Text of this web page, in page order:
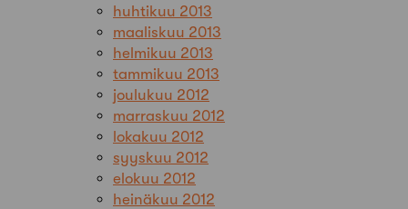
huhtikuu 2013
maaliskuu 2013
helmikuu 2013
tammikuu 2013
joulukuu 2012
marraskuu 2012
lokakuu 2012
syyskuu 2012
elokuu 2012
heinäkuu 2012